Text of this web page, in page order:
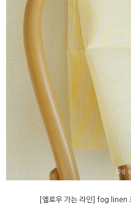
[옐로우 가는 라인] fog linen